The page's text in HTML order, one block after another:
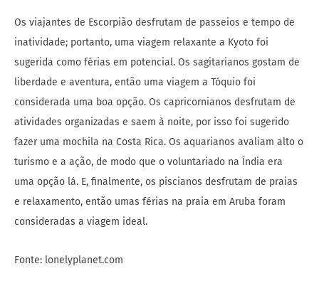
Os viajantes de Escorpião desfrutam de passeios e tempo de
inatividade; portanto, uma viagem relaxante a Kyoto foi
sugerida como férias em potencial. Os sagitarianos gostam de
liberdade e aventura, então uma viagem a Tóquio foi
considerada uma boa opção. Os capricornianos desfrutam de
atividades organizadas e saem à noite, por isso foi sugerido
fazer uma mochila na Costa Rica. Os aquarianos avaliam alto o
turismo e a ação, de modo que o voluntariado na Índia era
uma opção lá. E, finalmente, os piscianos desfrutam de praias
e relaxamento, então umas férias na praia em Aruba foram
consideradas a viagem ideal.
Fonte: lonelyplanet.com